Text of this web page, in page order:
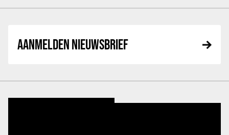
AANMELDEN NIEUWSBRIEF